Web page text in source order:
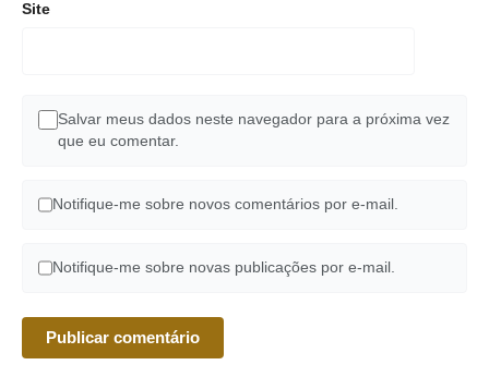
Site
Salvar meus dados neste navegador para a próxima vez
que eu comentar.
Notifique-me sobre novos comentários por e-mail.
Notifique-me sobre novas publicações por e-mail.